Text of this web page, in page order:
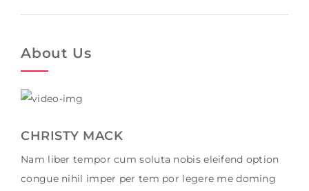
About Us
CHRISTY MACK
Nam liber tempor cum soluta nobis eleifend option
congue nihil imper per tem por legere me doming